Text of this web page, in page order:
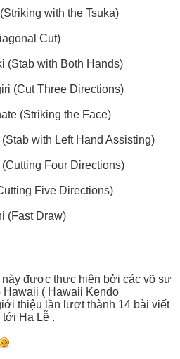
with the Tsuka)
Cut)
(Stab with Both Hands)
(Cut Three Directions)
(Striking the Face)
with Left Hand Assisting)
Four Directions)
Five Directions)
(Fast Draw)
này được thực hiện bởi các võ sư
Hawaii ( Hawaii Kendo
thiệu lần lượt thành 14 bài viết
Hạ Lễ .